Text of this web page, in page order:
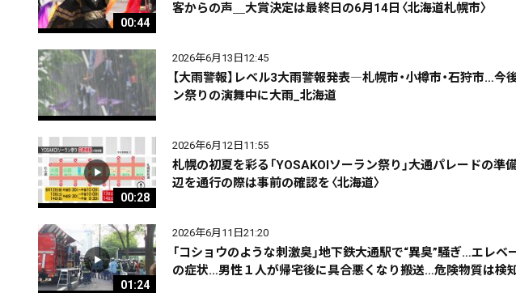
00:44
客からの声＿大賞決定は最終日の6月14日〈北海道札幌市〉
2026年6月13日12:45
【大雨警報】レベル3大雨警報発表―札幌市・小樽市・石狩市…
ン祭りの演舞中に大雨_北海道
00:28
2026年6月12日11:55
札幌の初夏を彩る「YOSAKOIソーラン祭り」大通パレードの準
辺を通行の際は事前の確認を〈北海道〉
01:24
2026年6月11日21:20
「コショウのような刺激臭」地下鉄大通駅で“異臭”騒ぎ…エレ
の症状…男性１人が帰宅後に具合悪くなり搬送…危険物質は検知
カテゴリ
エリア 道北 道央 道南
期間を絞る
~